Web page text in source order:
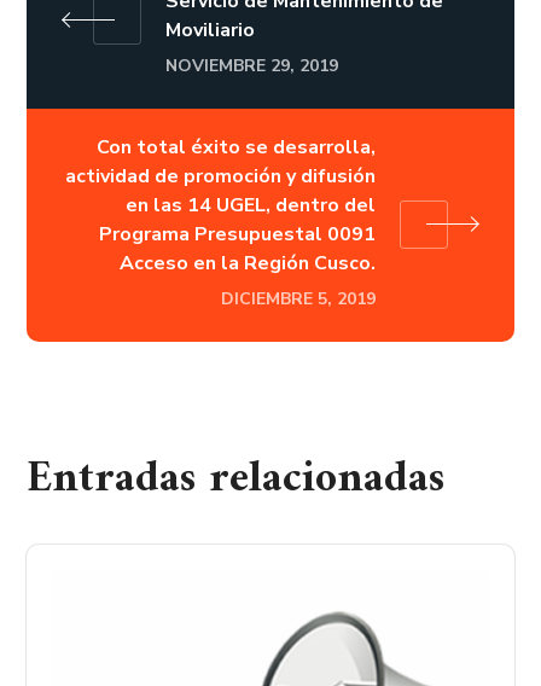
Moviliario
NOVIEMBRE 29, 2019
Con total éxito se desarrolla,
actividad de promoción y difusión
en las 14 UGEL, dentro del
Programa Presupuestal 0091
Acceso en la Región Cusco.
DICIEMBRE 5, 2019
Entradas relacionadas